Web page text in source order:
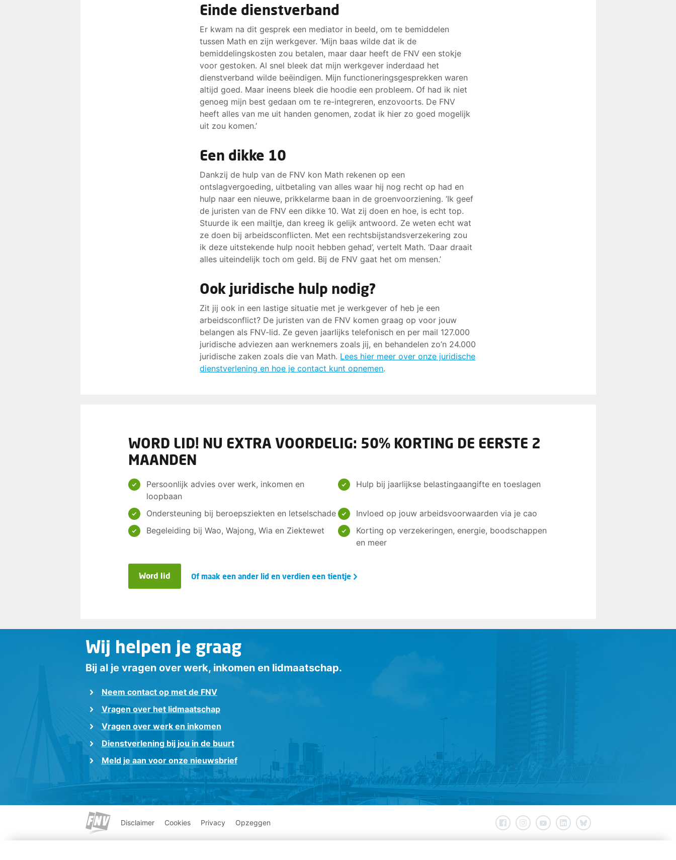
Einde dienstverband
Er kwam na dit gesprek een mediator in beeld, om te bemiddelen
tussen Math en zijn werkgever. ‘Mijn baas wilde dat ik de
bemiddelingskosten zou betalen, maar daar heeft de FNV een stokje
voor gestoken. Al snel bleek dat mijn werkgever inderdaad het
dienstverband wilde beëindigen. Mijn functioneringsgesprekken waren
altijd goed. Maar ineens bleek die hoodie een probleem. Of had ik niet
genoeg mijn best gedaan om te re-integreren, enzovoorts. De FNV
heeft alles van me uit handen genomen, zodat ik hier zo goed mogelijk
uit zou komen.’
Een dikke 10
Dankzij de hulp van de FNV kon Math rekenen op een
ontslagvergoeding, uitbetaling van alles waar hij nog recht op had en
hulp naar een nieuwe, prikkelarme baan in de groenvoorziening. ‘Ik geef
de juristen van de FNV een dikke 10. Wat zij doen en hoe, is echt top.
Stuurde ik een mailtje, dan kreeg ik gelijk antwoord. Ze weten echt wat
ze doen bij arbeidsconflicten. Met een rechtsbijstandsverzekering zou
ik deze uitstekende hulp nooit hebben gehad’, vertelt Math. ‘Daar draait
alles uiteindelijk toch om geld. Bij de FNV gaat het om mensen.’
Ook juridische hulp nodig?
Zit jij ook in een lastige situatie met je werkgever of heb je een
arbeidsconflict? De juristen van de FNV komen graag op voor jouw
belangen als FNV-lid. Ze geven jaarlijks telefonisch en per mail 127.000
juridische adviezen aan werknemers zoals jij, en behandelen zo’n 24.000
juridische zaken zoals die van Math. Lees hier meer over onze juridische
dienstverlening en hoe je contact kunt opnemen.
WORD LID! NU EXTRA VOORDELIG: 50% KORTING DE EERSTE 2
MAANDEN
Persoonlijk advies over werk, inkomen en
loopbaan
Hulp bij jaarlijkse belastingaangifte en toeslagen
Ondersteuning bij beroepsziekten en letselschade
Invloed op jouw arbeidsvoorwaarden via je cao
Begeleiding bij Wao, Wajong, Wia en Ziektewet
Korting op verzekeringen, energie, boodschappen
en meer
Word lid Of maak een ander lid en verdien een tientje
Wij helpen je graag
Bij al je vragen over werk, inkomen en lidmaatschap.
Neem contact op met de FNV
Vragen over het lidmaatschap
Vragen over werk en inkomen
Dienstverlening bij jou in de buurt
Meld je aan voor onze nieuwsbrief
Disclaimer Cookies Privacy Opzeggen